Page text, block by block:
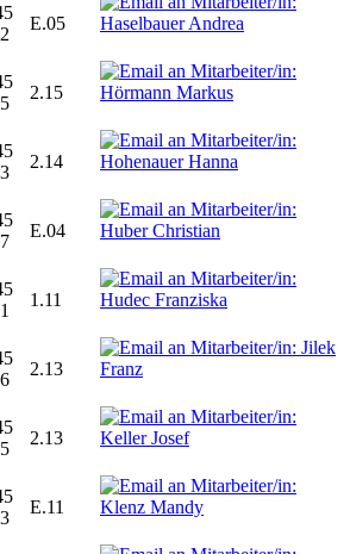
E.05
2.15
2.14
E.04
1.11
2.13
2.13
E.11